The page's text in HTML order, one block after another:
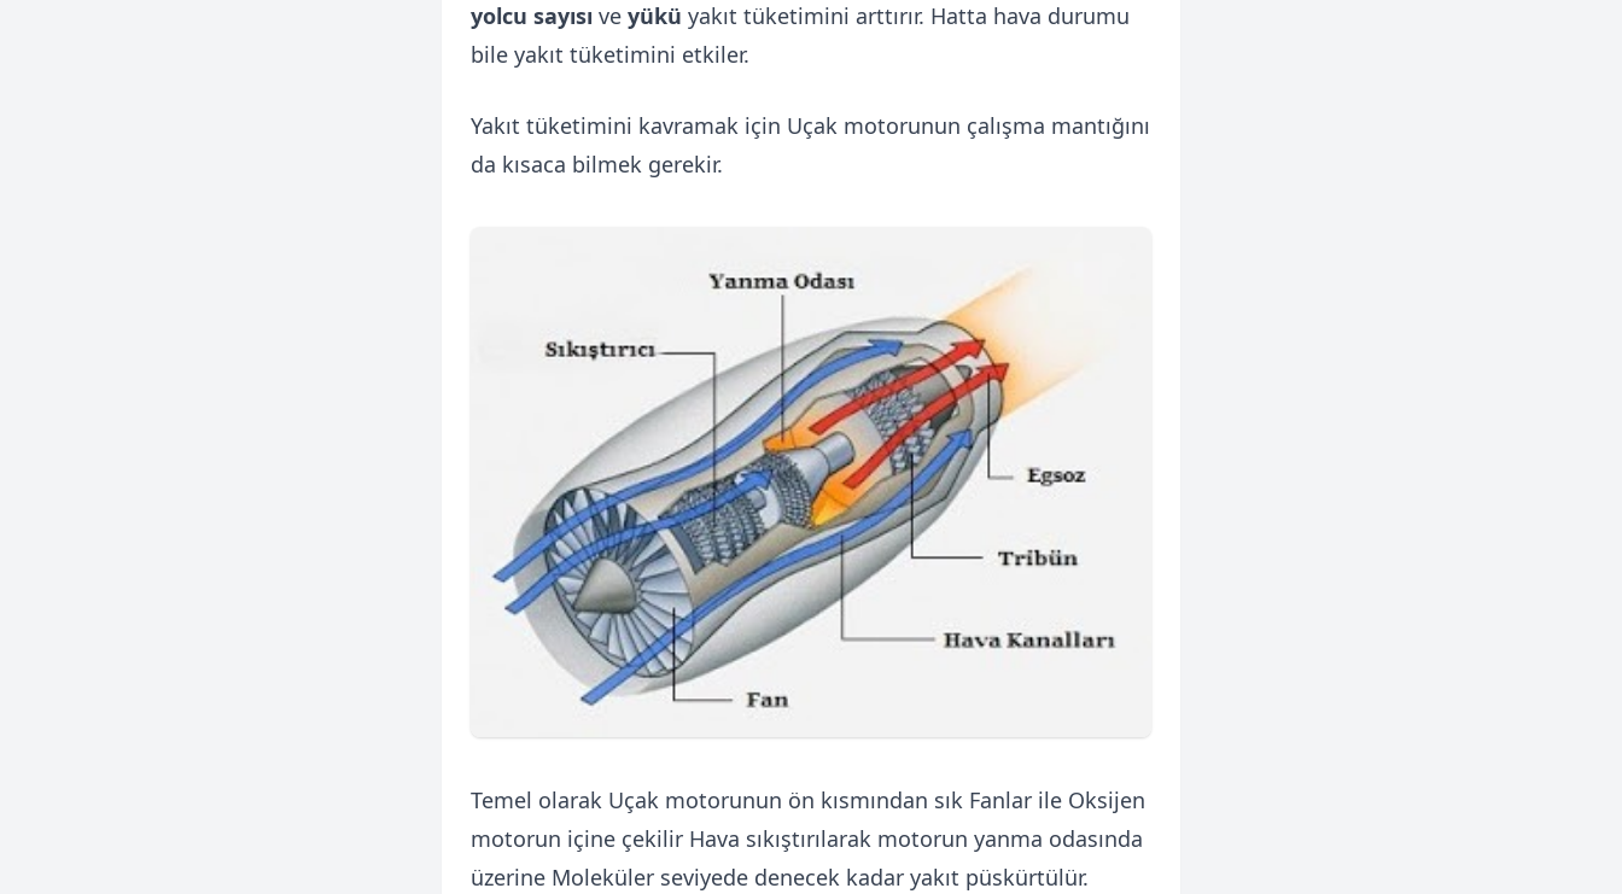
yolcu sayısı ve yükü yakıt tüketimini arttırır. Hatta hava durumu
bile yakıt tüketimini etkiler.
Yakıt tüketimini kavramak için Uçak motorunun çalışma mantığını
da kısaca bilmek gerekir.
Temel olarak Uçak motorunun ön kısmından sık Fanlar ile Oksijen
motorun içine çekilir Hava sıkıştırılarak motorun yanma odasında
üzerine Moleküler seviyede denecek kadar yakıt püskürtülür.